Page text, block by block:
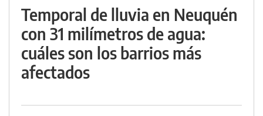
Temporal de lluvia en Neuquén
con 31 milímetros de agua:
cuáles son los barrios más
afectados